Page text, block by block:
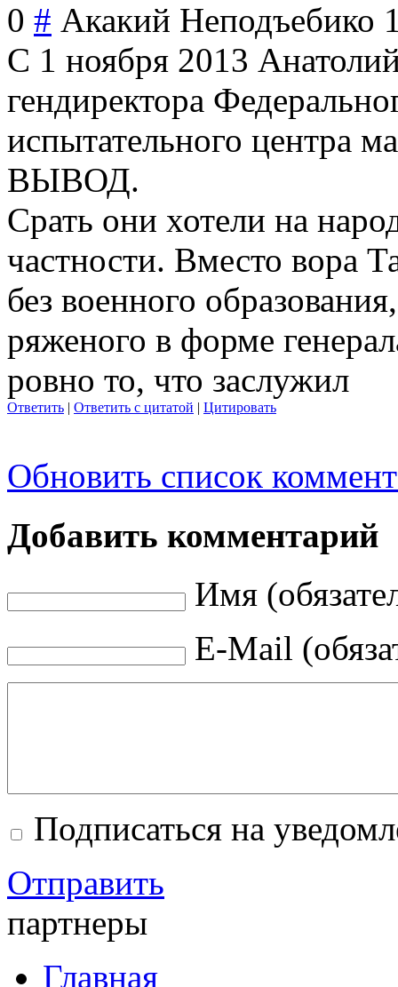
0 # Акакий Неподъебико
С 1 ноября 2013
гендиректора
испытательного
ВЫВОД.
Срать они хотели на
частности. Вместо вора
без военного
ряженого в форме
ровно то, что заслужил
Ответить | Ответить с цитатой | Цитировать
Обновить список
Добавить комментарий
Имя
E-Mail
Подписаться на
Отправить
партнеры
Главная